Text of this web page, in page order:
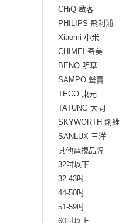
CHiQ 啟客
PHILIPS 飛利浦
Xiaomi 小米
CHIMEI 奇美
BENQ 明基
SAMPO 聲寶
TECO 東元
TATUNG 大同
SKYWORTH 創維
SANLUX 三洋
其他電視品牌
32吋以下
32-43吋
44-50吋
51-59吋
60吋以上